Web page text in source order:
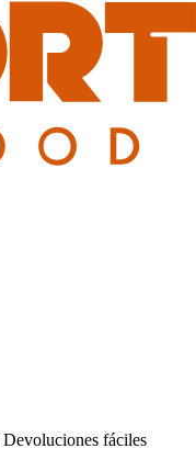
Devoluciones fáciles